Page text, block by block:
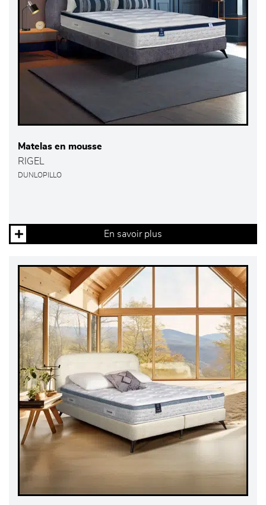
Matelas en mousse
RIGEL
DUNLOPILLO
En savoir plus